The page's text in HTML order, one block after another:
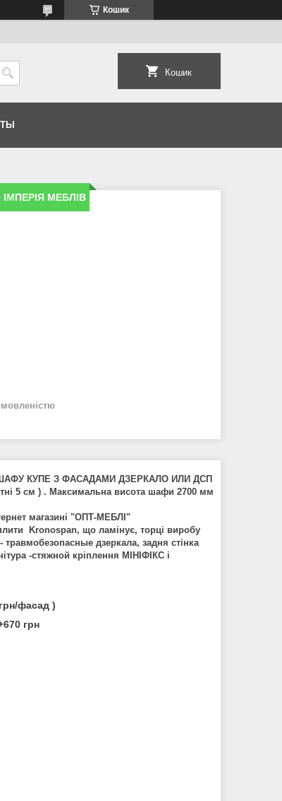
Кошик
Кошик
ІМПЕРIЯ МЕБЛIВ
КУПЕ З ФАСАДАМИ ДЗЕРКАЛО ИЛИ ДСП
5 см ) . Максимальна висота шафи 2700 мм
магазині "ОПТ-МЕБЛІ"
Kronospan, що ламінує, торці виробу
дзеркала, задня стінка
-стяжной кріплення МІНІФІКС і
фасад )
грн